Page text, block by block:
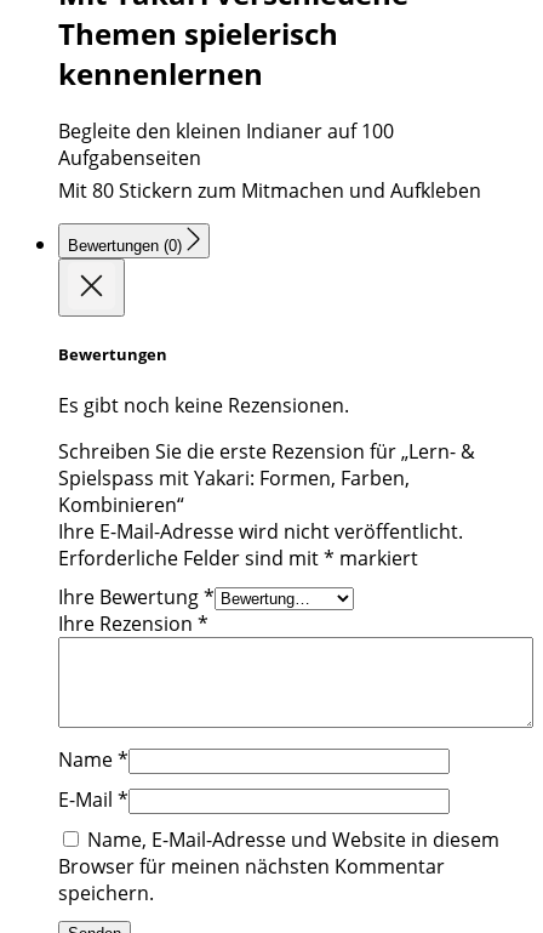
Themen spielerisch
kennenlernen
Begleite den kleinen Indianer auf 100
Aufgabenseiten 
Mit 80 Stickern zum Mitmachen und Aufkleben
Bewertungen (0)
Bewertungen
Es gibt noch keine Rezensionen.
Schreiben Sie die erste Rezension für „Lern- &
Spielspass mit Yakari: Formen, Farben,
Kombinieren“
Ihre E-Mail-Adresse wird nicht veröffentlicht.
Erforderliche Felder sind mit* markiert
Ihre Bewertung*
Ihre Rezension *
Name*
E-Mail *
Name, E-Mail-Adresse und Website in diesem
Browser für meinen nächsten Kommentar
speichern.